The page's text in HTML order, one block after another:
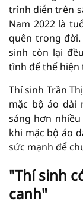
trình diễn trên
Nam 2022 là
quên trong
sinh còn lại
tĩnh để thể
Thí sinh Trần
mặc bộ áo dài
sáng hơn
khi mặc bộ áo
sức mạnh để
"Thí sinh
canh"